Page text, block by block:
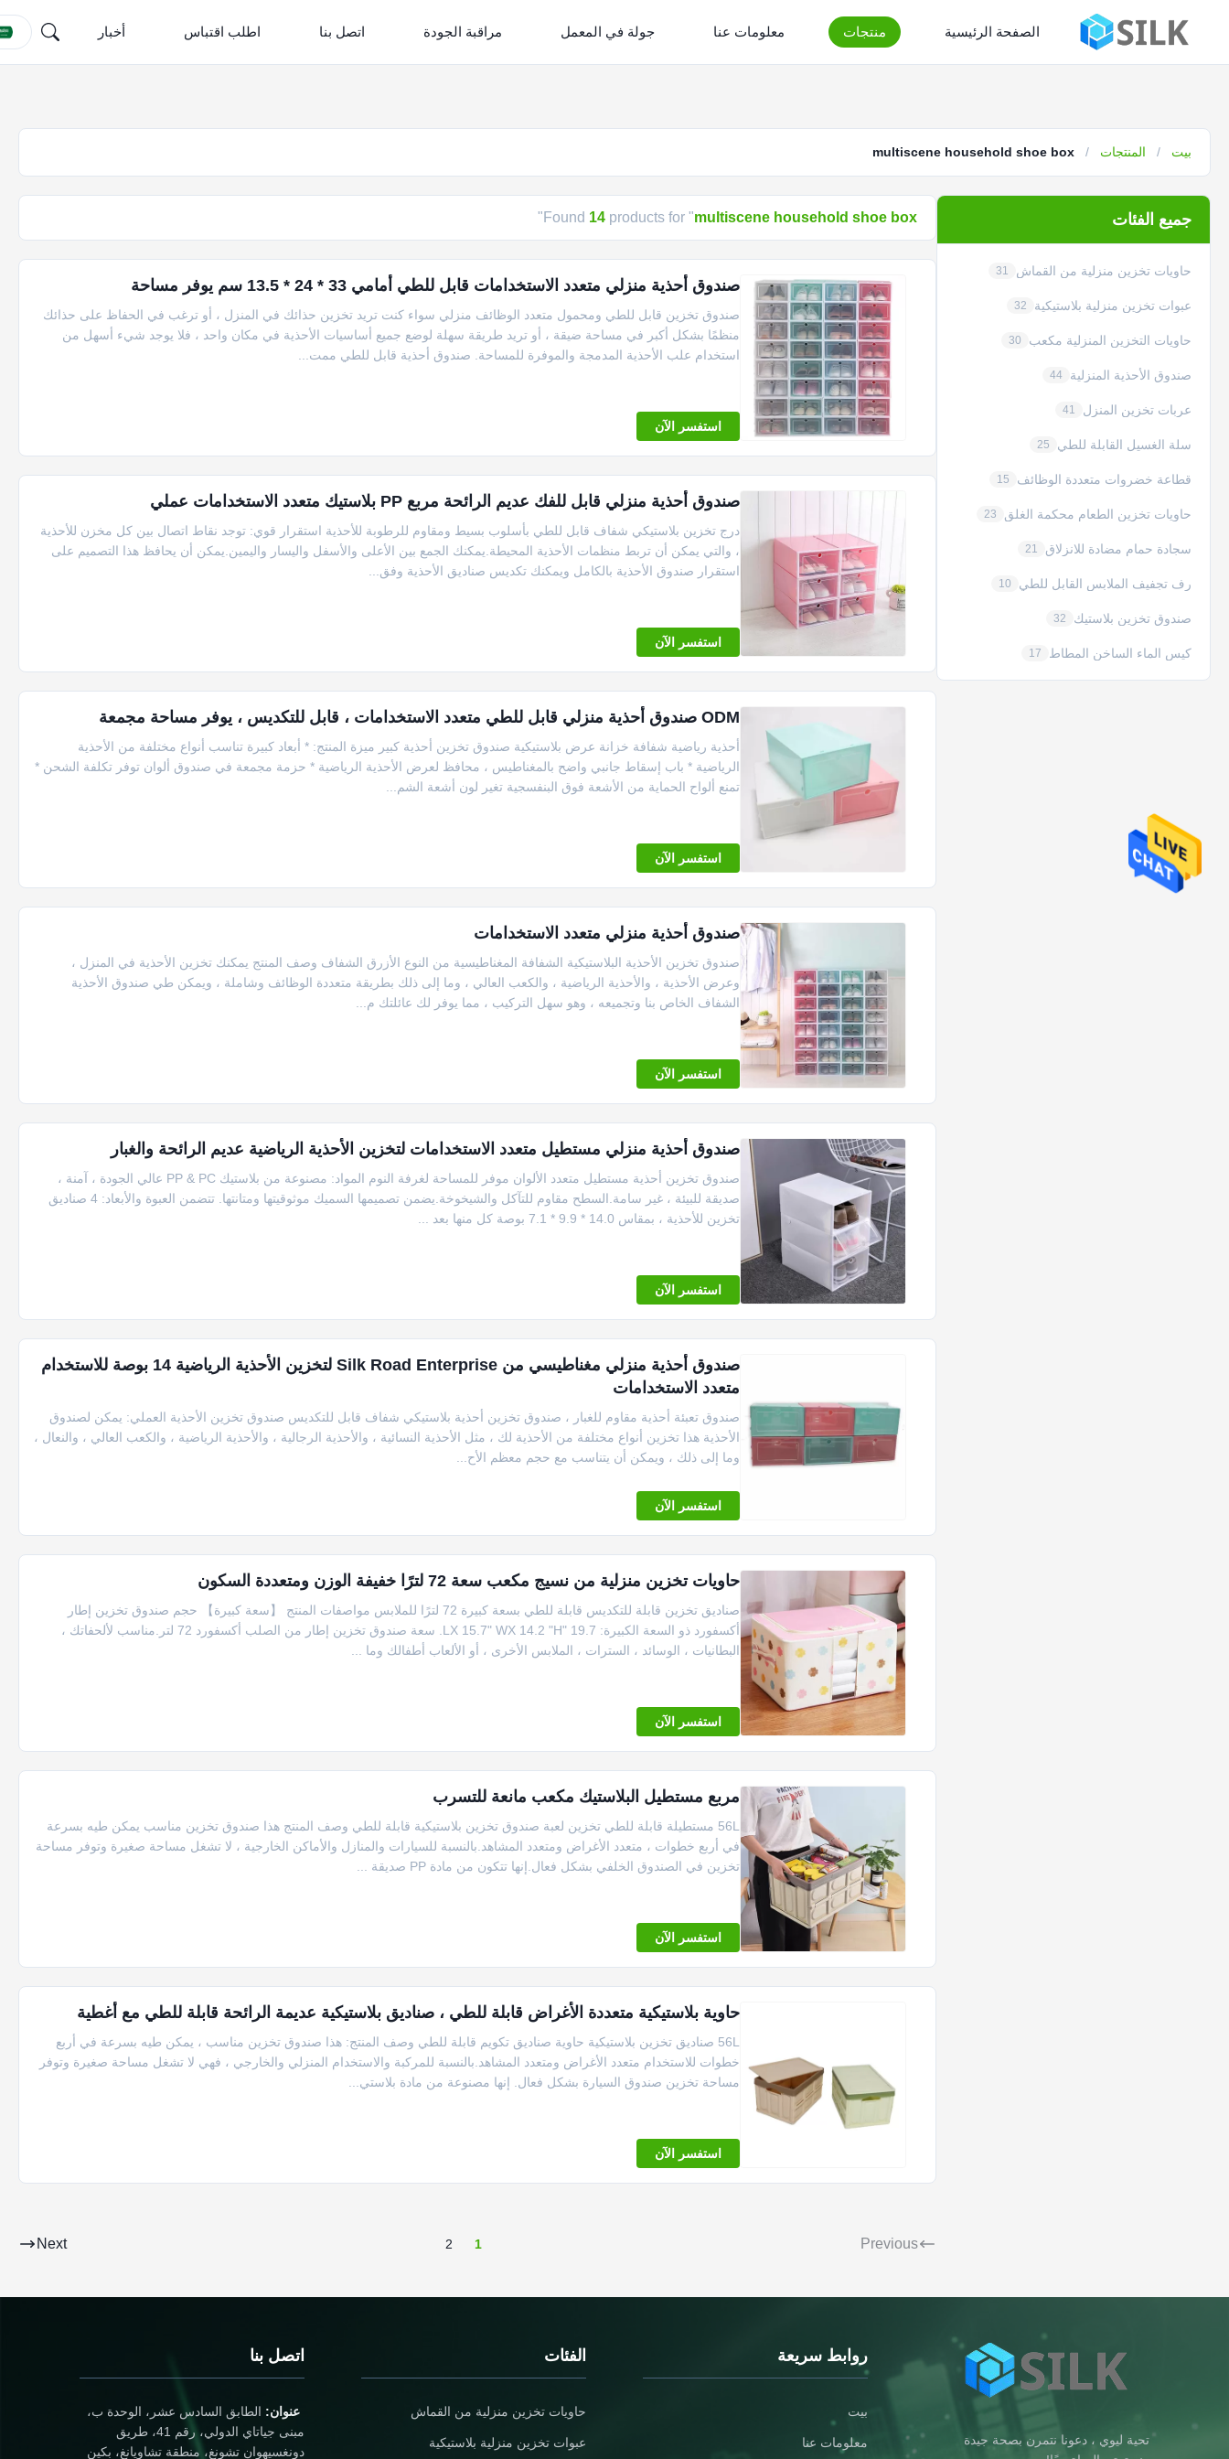
الصفحة الرئيسية منتجات معلومات عنا جولة في المعمل مراقبة الجودة اتصل بنا اطلب اقتباس أخبار
بيت / المنتجات /
multiscene household shoe box
جميع الفئات
حاويات تخزين منزلية من القماش 31
عبوات تخزين منزلية بلاستيكية 32
حاويات التخزين المنزلية مكعب 30
صندوق الأحذية المنزلية 44
عربات تخزين المنزل 41
سلة الغسيل القابلة للطي 25
قطاعة خضروات متعددة الوظائف 15
حاويات تخزين الطعام محكمة الغلق 23
سجادة حمام مضادة للانزلاق 21
رف تجفيف الملابس القابل للطي 10
صندوق تخزين بلاستيك 32
كيس الماء الساخن المطاط 17
Found 14 products for "multiscene household shoe box
"
صندوق أحذية منزلي متعدد الاستخدامات قابل للطي أمامي 33 * 24 * 13.5 سم يوفر مساحة
صندوق تخزين قابل للطي ومحمول متعدد الوظائف منزلي سواء كنت تريد تخزين حذائك في المنزل ، أو ترغب في الحفاظ على حذائك
منظمًا بشكل أكبر في مساحة ضيقة ، أو تريد طريقة سهلة لوضع جميع أساسيات الأحذية في مكان واحد ، فلا يوجد شيء أسهل من
استخدام علب الأحذية المدمجة والموفرة للمساحة. صندوق أحذية قابل للطي ممت...
استفسر الآن
صندوق أحذية منزلي قابل للفك عديم الرائحة مربع PP بلاستيك متعدد الاستخدامات عملي
درج تخزين بلاستيكي شفاف قابل للطي بأسلوب بسيط ومقاوم للرطوبة للأحذية استقرار قوي: توجد نقاط اتصال بين كل مخزن للأحذية
، والتي يمكن أن تربط منظمات الأحذية المحيطة.يمكنك الجمع بين الأعلى والأسفل واليسار واليمين.يمكن أن يحافظ هذا التصميم على
استقرار صندوق الأحذية بالكامل ويمكنك تكديس صناديق الأحذية وفق...
استفسر الآن
ODM صندوق أحذية منزلي قابل للطي متعدد الاستخدامات ، قابل للتكديس ، يوفر مساحة مجمعة
أحذية رياضية شفافة خزانة عرض بلاستيكية صندوق تخزين أحذية كبير ميزة المنتج: * أبعاد كبيرة تناسب أنواع مختلفة من الأحذية
الرياضية * باب إسقاط جانبي واضح بالمغناطيس ، محافظ لعرض الأحذية الرياضية * حزمة مجمعة في صندوق ألوان توفر تكلفة الشحن *
تمنع ألواح الحماية من الأشعة فوق البنفسجية تغير لون أشعة الشم...
استفسر الآن
صندوق أحذية منزلي متعدد الاستخدامات
صندوق تخزين الأحذية البلاستيكية الشفافة المغناطيسية من النوع الأزرق الشفاف وصف المنتج يمكنك تخزين الأحذية في المنزل ،
وعرض الأحذية ، والأحذية الرياضية ، والكعب العالي ، وما إلى ذلك بطريقة متعددة الوظائف وشاملة ، ويمكن طي صندوق الأحذية
الشفاف الخاص بنا وتجميعه ، وهو سهل التركيب ، مما يوفر لك عائلتك م...
استفسر الآن
صندوق أحذية منزلي مستطيل متعدد الاستخدامات لتخزين الأحذية الرياضية عديم الرائحة والغبار
صندوق تخزين أحذية مستطيل متعدد الألوان موفر للمساحة لغرفة النوم المواد: مصنوعة من بلاستيك PP & PC عالي الجودة ، آمنة ،
صديقة للبيئة ، غير سامة.السطح مقاوم للتآكل والشيخوخة.يضمن تصميمها السميك موثوقيتها ومتانتها. تتضمن العبوة والأبعاد: 4 صناديق
تخزين للأحذية ، بمقاس 14.0 * 9.9 * 7.1 بوصة كل منها بعد ...
استفسر الآن
صندوق أحذية منزلي مغناطيسي من Silk Road Enterprise لتخزين الأحذية الرياضية 14 بوصة للاستخدام
متعدد الاستخدامات
صندوق تعبئة أحذية مقاوم للغبار ، صندوق تخزين أحذية بلاستيكي شفاف قابل للتكديس صندوق تخزين الأحذية العملي: يمكن لصندوق
الأحذية هذا تخزين أنواع مختلفة من الأحذية لك ، مثل الأحذية النسائية ، والأحذية الرجالية ، والأحذية الرياضية ، والكعب العالي ، والنعال ،
وما إلى ذلك ، ويمكن أن يتناسب مع حجم معظم الأح...
استفسر الآن
حاويات تخزين منزلية من نسيج مكعب سعة 72 لترًا خفيفة الوزن ومتعددة السكون
صناديق تخزين قابلة للتكديس قابلة للطي بسعة كبيرة 72 لترًا للملابس مواصفات المنتج 【سعة كبيرة】 حجم صندوق تخزين إطار
أكسفورد ذو السعة الكبيرة: 19.7 "LX 15.7" WX 14.2 "H. سعة صندوق تخزين إطار من الصلب أكسفورد 72 لتر.مناسب لألحفاتك ،
البطانيات ، الوسائد ، السترات ، الملابس الأخرى ، أو الألعاب أطفالك وما ...
استفسر الآن
مربع مستطيل البلاستيك مكعب مانعة للتسرب
56L مستطيلة قابلة للطي تخزين لعبة صندوق تخزين بلاستيكية قابلة للطي وصف المنتج هذا صندوق تخزين مناسب يمكن طيه بسرعة
في أربع خطوات ، متعدد الأغراض ومتعدد المشاهد.بالنسبة للسيارات والمنازل والأماكن الخارجية ، لا تشغل مساحة صغيرة وتوفر مساحة
تخزين في الصندوق الخلفي بشكل فعال.إنها تتكون من مادة PP صديقة ...
استفسر الآن
حاوية بلاستيكية متعددة الأغراض قابلة للطي ، صناديق بلاستيكية عديمة الرائحة قابلة للطي مع أغطية
56L صناديق تخزين بلاستيكية حاوية صناديق تكويم قابلة للطي وصف المنتج: هذا صندوق تخزين مناسب ، يمكن طيه بسرعة في أربع
خطوات للاستخدام متعدد الأغراض ومتعدد المشاهد.بالنسبة للمركبة والاستخدام المنزلي والخارجي ، فهي لا تشغل مساحة صغيرة وتوفر
مساحة تخزين صندوق السيارة بشكل فعال. إنها مصنوعة من مادة بلاستي...
استفسر الآن
Previous
1
2
Next
تحية ليوي ، دعونا نتمرن بصحة جيدة
روابط سريعة
بيت
معلومات عنا
الفئات
حاويات تخزين منزلية من القماش
عبوات تخزين منزلية بلاستيكية
اتصل بنا
عنوان: الطابق السادس عشر، الوحدة ب،
مبنى جياتاي الدولي، رقم 41، طريق
دونغسيهوان تشونغ، منطقة تشاويانغ، بكين